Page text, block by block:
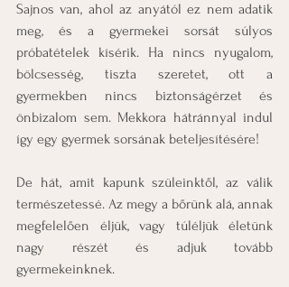
Sajnos van, ahol az anyától ez nem adatik
meg, és a gyermekei sorsát súlyos
próbatételek kísérik. Ha nincs nyugalom,
bölcsesség, tiszta szeretet, ott a
gyermekben nincs biztonságérzet és
önbizalom sem. Mekkora hátránnyal indul
így egy gyermek sorsának beteljesítésére!
De hát, amit kapunk szüleinktől, az válik
természetessé. Az megy a bőrünk alá, annak
megfelelően éljük, vagy túléljük életünk
nagy részét és adjuk tovább
gyermekeinknek.